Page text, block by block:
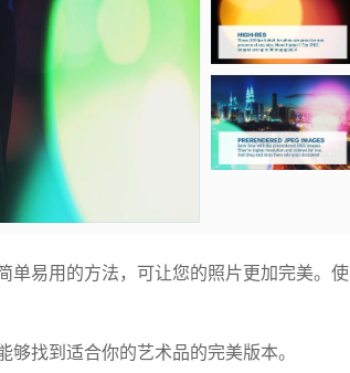
单易用的方法，可让您的照片更加完美。使
找到适合你的艺术品的完美版本。